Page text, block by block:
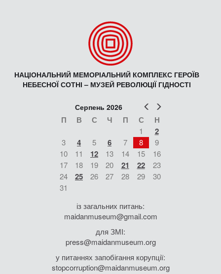
НАЦІОНАЛЬНИЙ МЕМОРІАЛЬНИЙ КОМПЛЕКС ГЕРОЇВ
НЕБЕСНОЇ СОТНІ – МУЗЕЙ РЕВОЛЮЦІЇ ГІДНОСТІ
Попер
Серпень 2026
П В С Ч П С Н
1 2
3 4 5 6 7 8
9
10
11 12 13 14 15
16
17
18 19 20 21 22
23
24
25 26 27 28 29
30
31
із загальних питань:
maidanmuseum@gmail.com
для ЗМІ:
press@maidanmuseum.org
у питаннях запобігання корупції:
stopcorruption@maidanmuseum.org